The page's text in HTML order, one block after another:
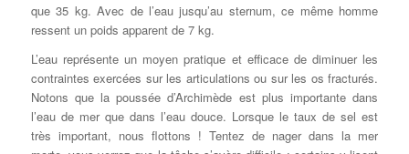
que 35 kg. Avec de l’eau jusqu’au sternum, ce même homme
ressent un poids apparent de 7 kg.
L’eau représente un moyen pratique et efficace de diminuer les
contraintes exercées sur les articulations ou sur les os fracturés.
Notons que la poussée d’Archimède est plus importante dans
l’eau de mer que dans l’eau douce. Lorsque le taux de sel est
très important, nous flottons ! Tentez de nager dans la mer